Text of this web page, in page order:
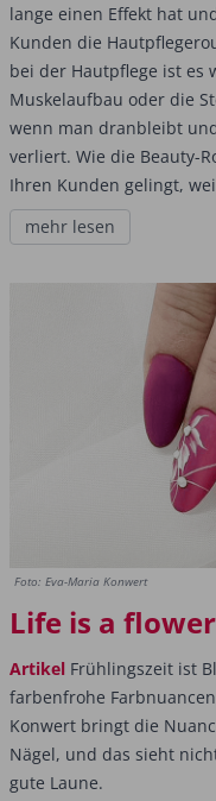
lange einen Effekt hat
Kunden die
bei der Hautpflege ist es
Muskelaufbau oder die
wenn man dranbleibt
verliert. Wie die Beauty-
Ihren Kunden gelingt,
mehr lesen
Foto: Eva-Maria Konwert
Life is a flower
Artikel Frühlingszeit ist
farbenfrohe
Konwert bringt die
Nägel, und das sieht
gute Laune.